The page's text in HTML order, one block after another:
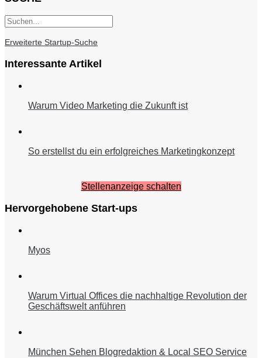
Erweiterte Startup-Suche
Interessante Artikel
Warum Video Marketing die Zukunft ist
So erstellst du ein erfolgreiches Marketingkonzept
Stellenanzeige schalten
Hervorgehobene Start-ups
Myos
Warum Virtual Offices die nachhaltige Revolution der
Geschäftswelt anführen
München Sehen Blogredaktion & Local SEO Service